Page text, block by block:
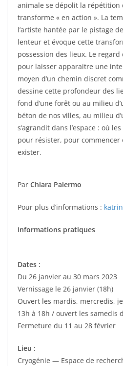
animale se dépolit la répétition
transforme « en action ». La
l’artiste hantée par le pistage
lenteur et évoque cette
possession des lieux. Le regard
pour laisser apparaitre une
moyen d’un chemin discret
dessine cette profondeur des
fond d’une forêt ou au milieu
béton de nos villes, au milieu
s’agrandit dans l’espace : où
pour résister, pour commencer
exister.
Par Chiara Palermo
Pour plus d’informations :
Informations pratiques
Dates :
Du 26 janvier au 30 mars 2023
Vernissage le 26 janvier (18h)
Ouvert les mardis, mercredis,
13h à 18h / ouvert les samedis
Fermeture du 11 au 28 février
Lieu :
Cryogénie — Espace de